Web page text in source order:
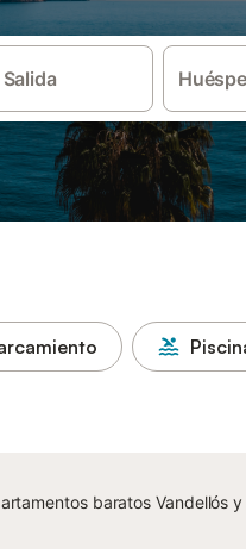
Salida
baratos Vandellós